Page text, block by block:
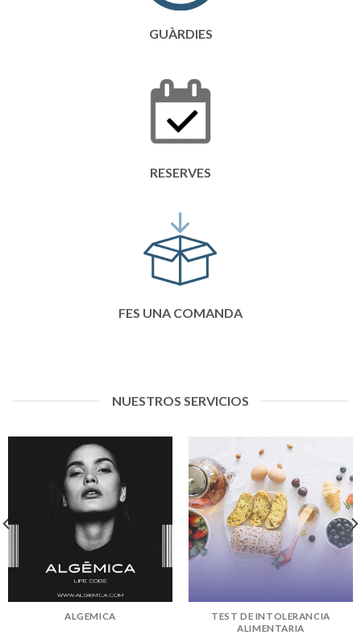
GUÀRDIES
RESERVES
FES UNA COMANDA
NUESTROS SERVICIOS
ALGEMICA
TEST DE INTOLERANCIA
ALIMENTARIA